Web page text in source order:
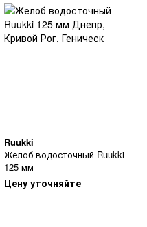
Ruukki
Желоб водосточный Ruukki
125 мм
Цену уточняйте